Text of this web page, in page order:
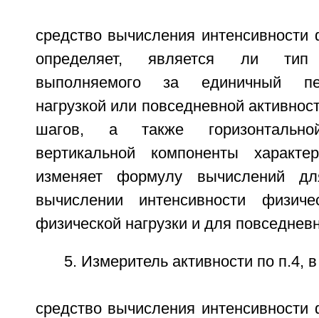
средство вычисления интенсивности
определяет, является ли
выполняемого за единичный
нагрузкой или повседневной
шагов, а также
вертикальной компоненты
изменяет формулу вычислений
вычислении интенсивности
физической нагрузки и для
5. Измеритель активности по п.4,
средство вычисления интенсивности